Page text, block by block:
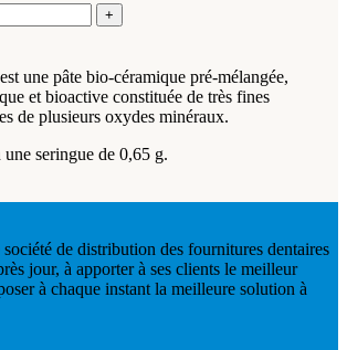
une pâte bio-céramique pré-mélangée,
et bioactive constituée de très fines
de plusieurs oxydes minéraux.
seringue de 0,65 g.
de distribution des fournitures dentaires
jour, à apporter à ses clients le meilleur
à chaque instant la meilleure solution à